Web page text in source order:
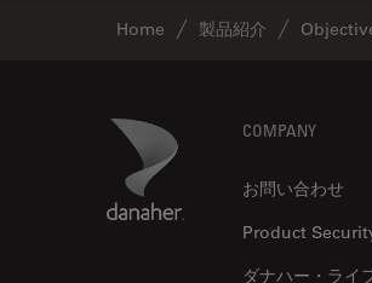
Home 製品紹介
Danaher Logo COMPANY
お問い合わせ
Product
ダナハー・ライ